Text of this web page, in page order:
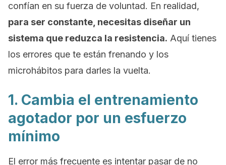
confían en su fuerza de voluntad. En realidad,
para ser constante, necesitas diseñar un
sistema que reduzca la resistencia. Aquí tienes
los errores que te están frenando y los
microhábitos para darles la vuelta.
1. Cambia el entrenamiento
agotador por un esfuerzo
mínimo
El error más frecuente es intentar pasar de no